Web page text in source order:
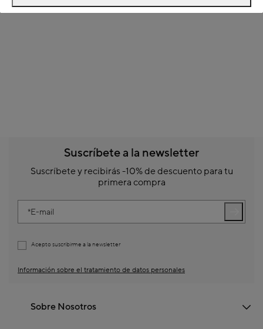
Suscríbete a la newsletter
Suscríbete y recibirás -10% de descuento para tu
primera compra
E-mail
Acepto suscribirme a la newsletter
Información sobre el tratamiento de datos personales
Sobre Nosotros